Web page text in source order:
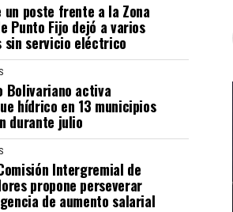
un poste frente a la Zona
Punto Fijo dejó a varios
sin servicio eléctrico
Bolivariano activa
hídrico en 13 municipios
durante julio
Intergremial de
propone perseverar
de aumento salarial